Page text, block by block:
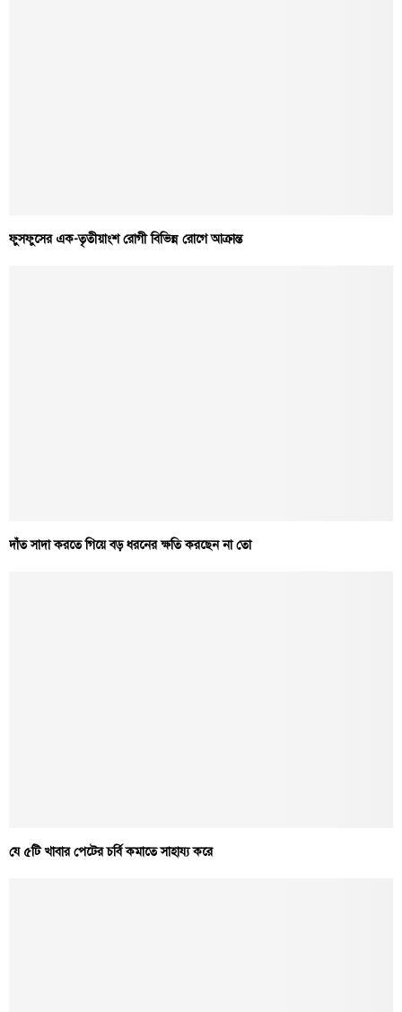
ফুসফুসের এক-তৃতীয়াংশ রোগী বিভিন্ন রোগে আক্রান্ত
দাঁত সাদা করতে গিয়ে বড় ধরনের ক্ষতি করছেন না তো
যে ৫টি খাবার পেটের চর্বি কমাতে সাহায্য করে